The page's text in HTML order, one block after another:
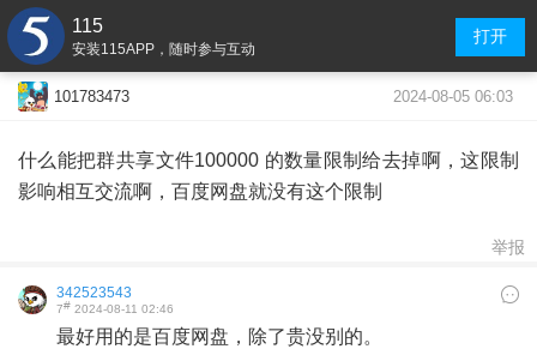
115
安装115APP，随时参与互动
打开
101783473 2024-08-05 06:03
什么能把群共享文件100000 的数量限制给去掉啊，这限制
影响相互交流啊，百度网盘就没有这个限制
举报
342523543
7# 2024-08-11 02:46
最好用的是百度网盘，除了贵没别的。